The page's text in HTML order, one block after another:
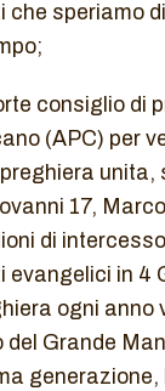
che speriamo
consiglio di
(APC) per
unita,
17,
di
evangelici in 4
ogni anno
del Grande
generazione,